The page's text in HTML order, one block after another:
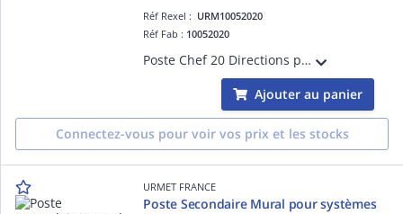
Réf Rexel : URM10052020
Réf Fab : 10052020
Poste Chef 20 Directions pour systèmes URMET. Sa conception permet l'optimisation des performences du système.
Ajouter au panier
Connectez-vous pour voir vos prix et les stocks
URMET FRANCE
Poste Secondaire Mural pour systèmes